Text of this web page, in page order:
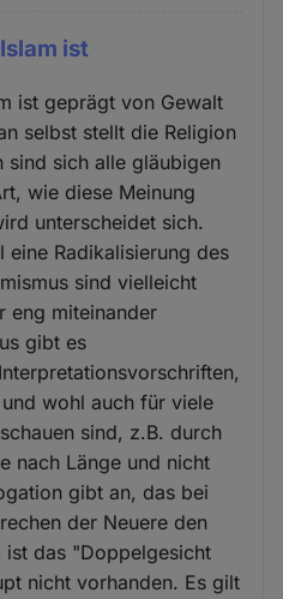
ist
ist geprägt von Gewalt
selbst stellt die Religion
sind sich alle gläubigen
wie diese Meinung
unterscheidet sich.
eine Radikalisierung des
sind vielleicht
eng miteinander
gibt es
wohl auch für viele
sind, z.B. durch
nach Länge und nicht
gibt an, das bei
der Neuere den
ist das "Doppelgesicht
nicht vorhanden. Es gilt